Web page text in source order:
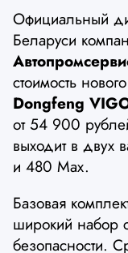
Официальный
Беларуси
стоимость
Dongfeng
от 54 900
выходит в двух
и 480 Max.
Базовая
широкий набор
безопасности.